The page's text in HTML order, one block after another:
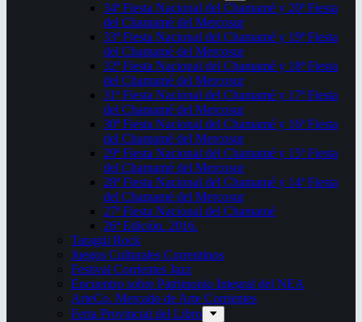
34ª Fiesta Nacional del Chamamé y 20ª Fiesta
del Chamamé del Mercosur
33ª Fiesta Nacional del Chamamé y 19ª Fiesta
del Chamamé del Mercosur
32ª Fiesta Nacional del Chamamé y 18ª Fiesta
del Chamamé del Mercosur
31ª Fiesta Nacional del Chamamé y 17ª Fiesta
del Chamamé del Mercosur
30ª Fiesta Nacional del Chamamé y 16ª Fiesta
del Chamamé del Mercosur
29ª Fiesta Nacional del Chamamé y 15ª Fiesta
del Chamamé del Mercosur
28ª Fiesta Nacional del Chamamé y 14ª Fiesta
del Chamamé del Mercosur
27ª Fiesta Nacional del Chamamé
26ª Edición. 2016.
Taragüi Rock
Juegos Culturales Correntinos
Festival Corrientes Jazz
Encuentro sobre Patrimonio Integral del NEA
ArteCo. Mercado de Arte Corrientes
Feria Provincial del Libro